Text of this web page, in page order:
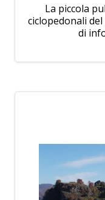
La piccola
ciclopedonali
di